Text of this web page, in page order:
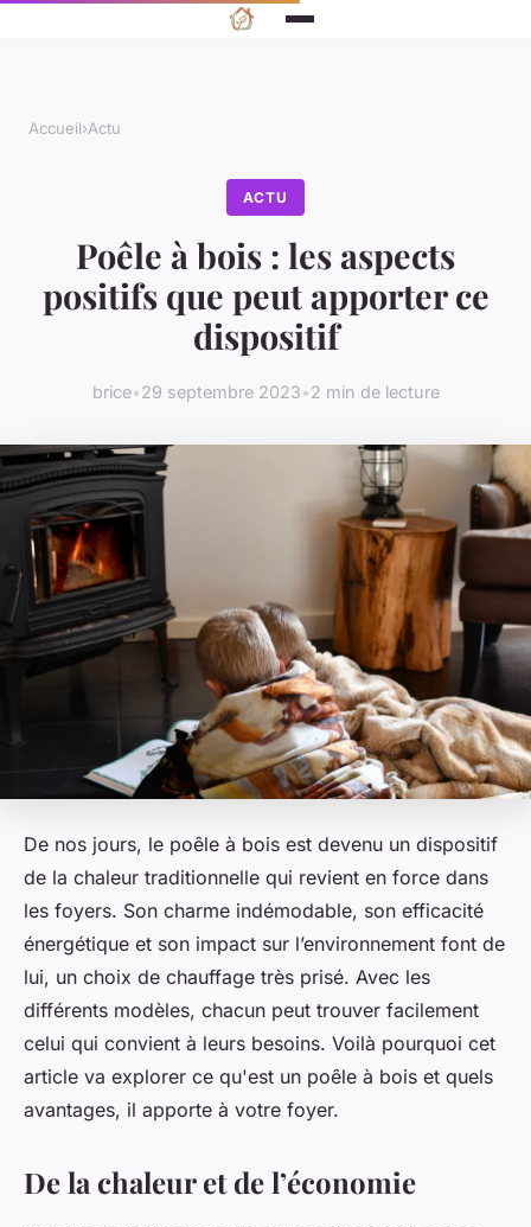
Accueil›Actu
ACTU
Poêle à bois : les aspects
positifs que peut apporter ce
dispositif
brice•29 septembre 2023•2 min de lecture
De nos jours, le poêle à bois est devenu un dispositif
de la chaleur traditionnelle qui revient en force dans
les foyers. Son charme indémodable, son efficacité
énergétique et son impact sur l’environnement font de
lui, un choix de chauffage très prisé. Avec les
différents modèles, chacun peut trouver facilement
celui qui convient à leurs besoins. Voilà pourquoi cet
article va explorer ce qu'est un poêle à bois et quels
avantages, il apporte à votre foyer.
De la chaleur et de l’économie